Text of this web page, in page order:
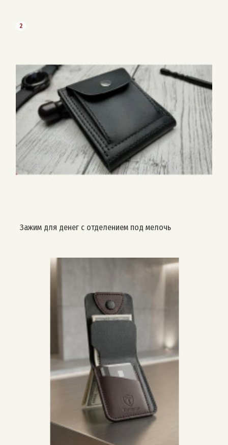
2
Зажим для денег с отделением под мелочь